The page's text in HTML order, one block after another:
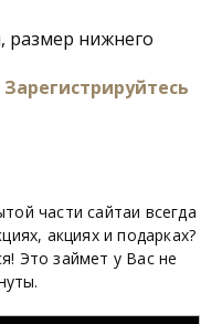
размер нижнего
Зарегистрируйтесь
части сайтаи всегда
акциях и подарках?
Это займет у Вас не